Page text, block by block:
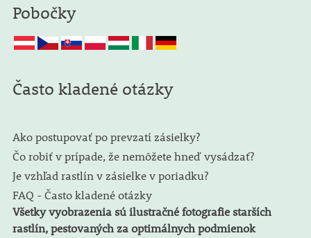
Pobočky
Často kladené otázky
Ako postupovať po prevzatí zásielky?
Čo robiť v prípade, že nemôžete hneď vysádzať?
Je vzhľad rastlín v zásielke v poriadku?
FAQ - Často kladené otázky
Všetky vyobrazenia sú ilustračné fotografie starších
rastlín, pestovaných za optimálnych podmienok